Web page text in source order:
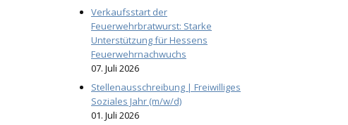
Verkaufsstart der
Feuerwehrbratwurst: Starke
Unterstützung für Hessens
Feuerwehrnachwuchs
07. Juli 2026
Stellenausschreibung | Freiwilliges
Soziales Jahr (m/w/d)
01. Juli 2026